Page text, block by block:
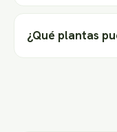
¿Qué plantas